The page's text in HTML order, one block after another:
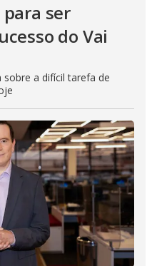
ser
do Vai
a difícil tarefa de